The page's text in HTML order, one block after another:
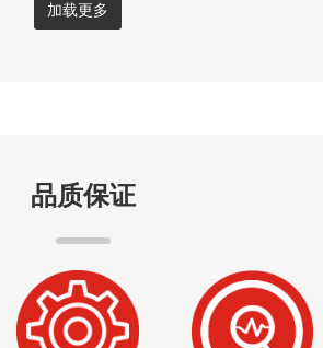
加载更多
品质保证